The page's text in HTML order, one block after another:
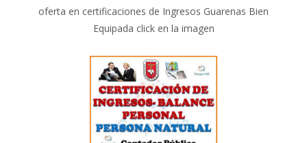
oferta en certificaciones de Ingresos Guarenas Bien
Equipada click en la imagen